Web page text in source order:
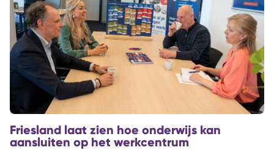
Friesland laat zien hoe onderwijs kan
aansluiten op het werkcentrum